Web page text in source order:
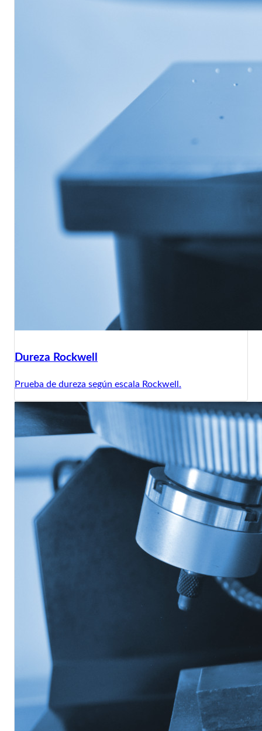
Dureza Rockwell
Prueba de dureza según escala Rockwell.